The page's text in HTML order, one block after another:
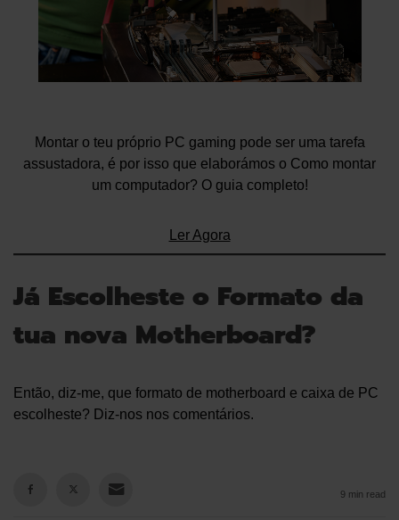
Montar o teu próprio PC gaming pode ser uma tarefa
assustadora, é por isso que elaborámos o Como montar
um computador? O guia completo!
Ler Agora
Já Escolheste o Formato da
tua nova Motherboard?
Então, diz-me, que formato de motherboard e caixa de PC
escolheste? Diz-nos nos comentários.
9 min read